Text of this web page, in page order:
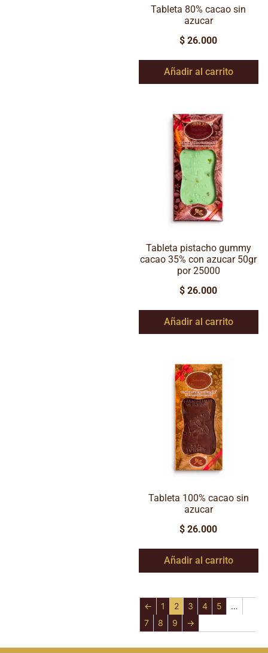
Tableta 80% cacao sin
azucar
$ 26.000
Añadir al carrito
Tableta pistacho gummy
cacao 35% con azucar 50gr
por 25000
$ 26.000
Añadir al carrito
Tableta 100% cacao sin
azucar
$ 26.000
Añadir al carrito
← 1 2 3 4 5
…
7
8 9 →